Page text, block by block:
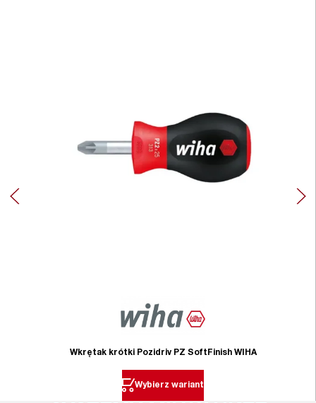
Wkrętak krótki Pozidriv PZ SoftFinish WIHA
Wybierz wariant